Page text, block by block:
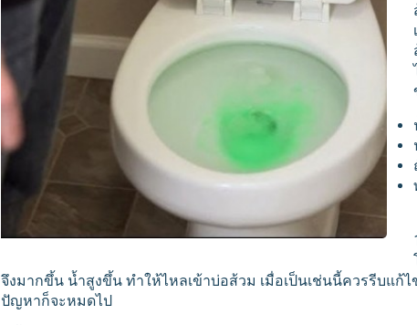
จึงมากขึ้น น้ำสูงขึ้น ทำให้ไหลเข้าบ่อส้วม เมื่อเป็นเช่นนี้ควรรีบแ
ปัญหาก็จะหมดไป